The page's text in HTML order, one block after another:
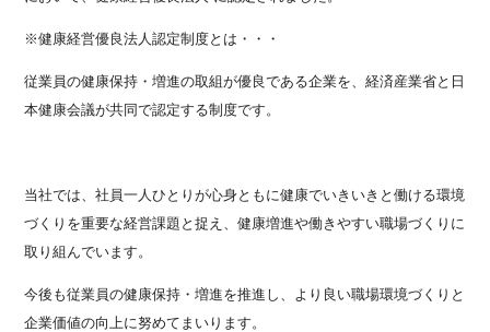
※健康経営優良法人認定制度とは・・・
従業員の健康保持・増進の取組が優良である企業を、経済産業省と日
本健康会議が共同で認定する制度です。
当社では、社員一人ひとりが心身ともに健康でいきいきと働ける環境
づくりを重要な経営課題と捉え、健康増進や働きやすい職場づくりに
取り組んでいます。
今後も従業員の健康保持・増進を推進し、より良い職場環境づくりと
企業価値の向上に努めてまいります。